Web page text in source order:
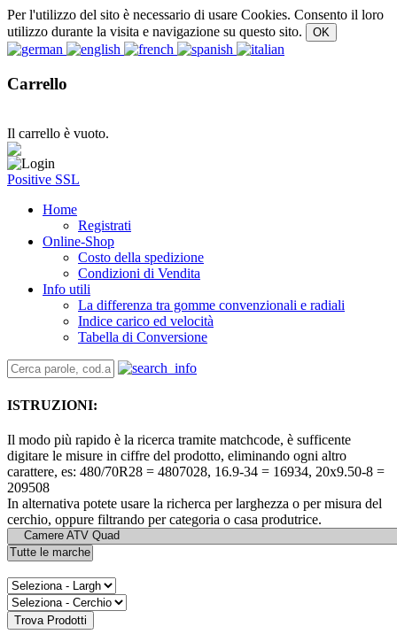
Per l'utilizzo del sito è necessario di usare Cookies. Consento il loro
utilizzo durante la visita e navigazione su questo sito.
Carrello
Il carrello è vuoto.
Positive SSL
Home
Registrati
Online-Shop
Costo della spedizione
Condizioni di Vendita
Info utili
La differenza tra gomme convenzionali e radiali
Indice carico ed velocità
Tabella di Conversione
ISTRUZIONI:
Il modo più rapido è la ricerca tramite matchcode, è sufficente
digitare le misure in ciffre del prodotto, eliminando ogni altro
carattere, es: 480/70R28 = 4807028, 16.9-34 = 16934, 20x9.50-8 =
209508
In alternativa potete usare la richerca per larghezza o per misura del
cerchio, oppure filtrando per categoria o casa produtrice.